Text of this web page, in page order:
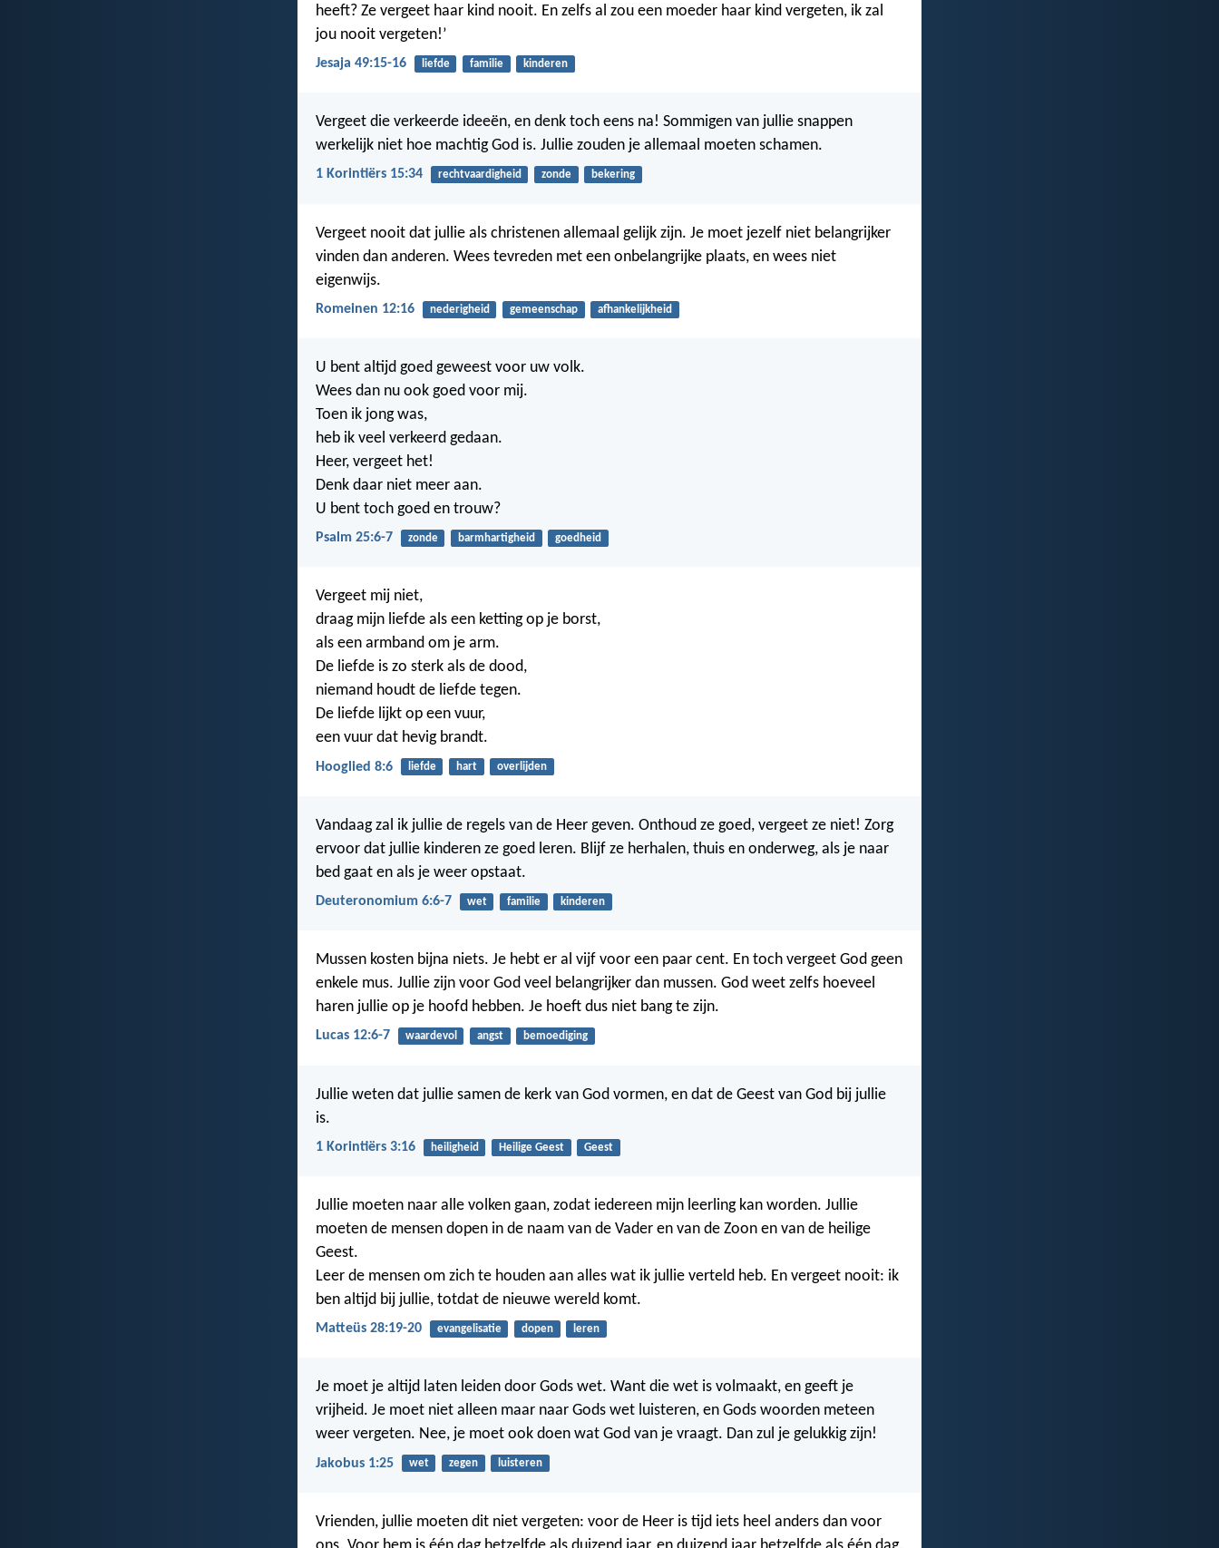
heeft? Ze vergeet haar kind nooit. En zelfs al zou een moeder haar kind vergeten, ik zal
jou nooit vergeten!’
Jesaja 49:15-16 liefde familie kinderen
Vergeet die verkeerde ideeën, en denk toch eens na! Sommigen van jullie snappen
werkelijk niet hoe machtig God is. Jullie zouden je allemaal moeten schamen.
1 Korintiërs 15:34 rechtvaardigheid zonde bekering
Vergeet nooit dat jullie als christenen allemaal gelijk zijn. Je moet jezelf niet belangrijker
vinden dan anderen. Wees tevreden met een onbelangrijke plaats, en wees niet
eigenwijs.
Romeinen 12:16 nederigheid gemeenschap afhankelijkheid
U bent altijd goed geweest voor uw volk.
Wees dan nu ook goed voor mij.
Toen ik jong was,
heb ik veel verkeerd gedaan.
Heer, vergeet het!
Denk daar niet meer aan.
U bent toch goed en trouw?
Psalm 25:6-7 zonde barmhartigheid goedheid
Vergeet mij niet,
draag mijn liefde als een ketting op je borst,
als een armband om je arm.
De liefde is zo sterk als de dood,
niemand houdt de liefde tegen.
De liefde lijkt op een vuur,
een vuur dat hevig brandt.
Hooglied 8:6 liefde hart overlijden
Vandaag zal ik jullie de regels van de Heer geven. Onthoud ze goed, vergeet ze niet! Zorg
ervoor dat jullie kinderen ze goed leren. Blijf ze herhalen, thuis en onderweg, als je naar
bed gaat en als je weer opstaat.
Deuteronomium 6:6-7 wet familie kinderen
Mussen kosten bijna niets. Je hebt er al vijf voor een paar cent. En toch vergeet God geen
enkele mus. Jullie zijn voor God veel belangrijker dan mussen. God weet zelfs hoeveel
haren jullie op je hoofd hebben. Je hoeft dus niet bang te zijn.
Lucas 12:6-7 waardevol angst bemoediging
Jullie weten dat jullie samen de kerk van God vormen, en dat de Geest van God bij jullie
is.
1 Korintiërs 3:16 heiligheid Heilige Geest Geest
Jullie moeten naar alle volken gaan, zodat iedereen mijn leerling kan worden. Jullie
moeten de mensen dopen in de naam van de Vader en van de Zoon en van de heilige
Geest.
Leer de mensen om zich te houden aan alles wat ik jullie verteld heb. En vergeet nooit: ik
ben altijd bij jullie, totdat de nieuwe wereld komt.
Matteüs 28:19-20 evangelisatie dopen leren
Je moet je altijd laten leiden door Gods wet. Want die wet is volmaakt, en geeft je
vrijheid. Je moet niet alleen maar naar Gods wet luisteren, en Gods woorden meteen
weer vergeten. Nee, je moet ook doen wat God van je vraagt. Dan zul je gelukkig zijn!
Jakobus 1:25 wet zegen luisteren
Vrienden, jullie moeten dit niet vergeten: voor de Heer is tijd iets heel anders dan voor